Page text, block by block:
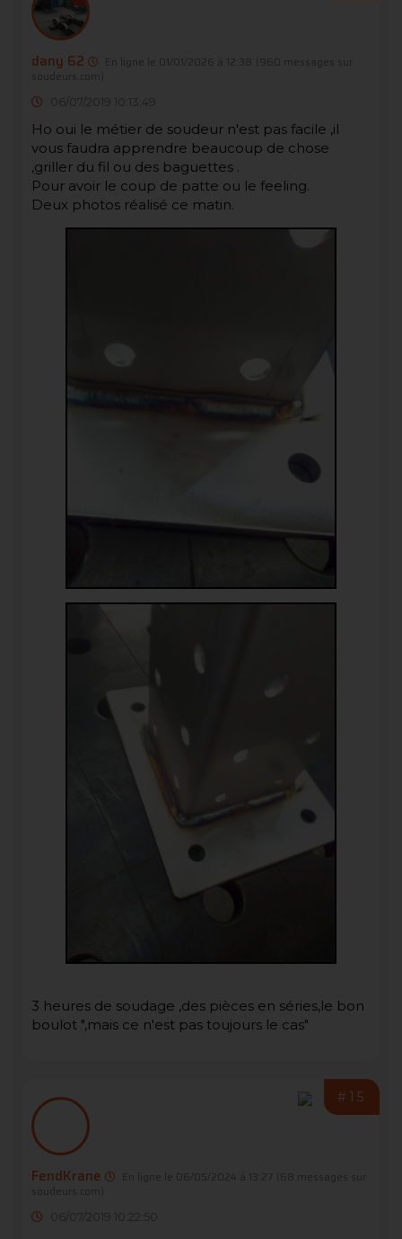
dany 62 En ligne le 01/01/2026 à 12:38
(960 messages sur
soudeurs.com)
06/07/2019 10:13:49
Ho oui le métier de soudeur n'est pas facile ,il
vous faudra apprendre beaucoup de chose
,griller du fil ou des baguettes .
Pour avoir le coup de patte ou le feeling.
Deux photos réalisé ce matin.
3 heures de soudage ,des pièces en séries,le bon
boulot ",mais ce n'est pas toujours le cas"
#15
FendKrane En ligne le 06/05/2024 à 13:27 (68 messages sur
soudeurs.com)
06/07/2019 10:22:50